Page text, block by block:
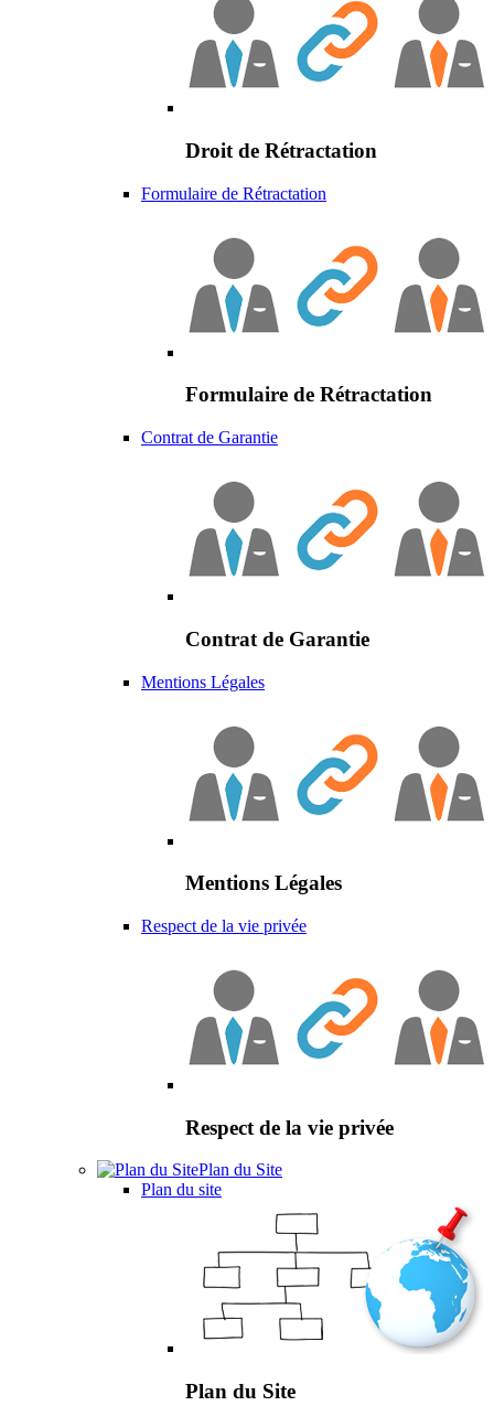
Droit de Rétractation
Formulaire de Rétractation
Formulaire de Rétractation
Contrat de Garantie
Contrat de Garantie
Mentions Légales
Mentions Légales
Respect de la vie privée
Respect de la vie privée
Plan du Site
Plan du site
Plan du Site